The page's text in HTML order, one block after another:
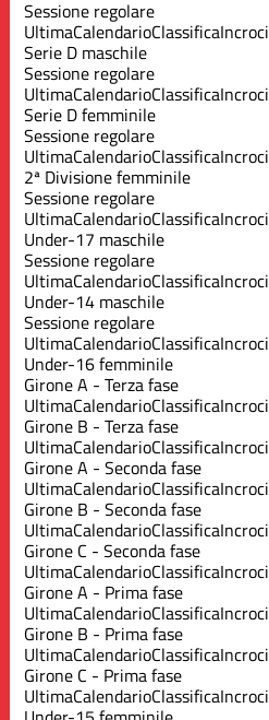
Sessione regolare
UltimaCalendarioClassificaIncroci
Serie D maschile
Sessione regolare
UltimaCalendarioClassificaIncroci
Serie D femminile
Sessione regolare
UltimaCalendarioClassificaIncroci
2ª Divisione femminile
Sessione regolare
UltimaCalendarioClassificaIncroci
Under-17 maschile
Sessione regolare
UltimaCalendarioClassificaIncroci
Under-14 maschile
Sessione regolare
UltimaCalendarioClassificaIncroci
Under-16 femminile
Girone A - Terza fase
UltimaCalendarioClassificaIncroci
Girone B - Terza fase
UltimaCalendarioClassificaIncroci
Girone A - Seconda fase
UltimaCalendarioClassificaIncroci
Girone B - Seconda fase
UltimaCalendarioClassificaIncroci
Girone C - Seconda fase
UltimaCalendarioClassificaIncroci
Girone A - Prima fase
UltimaCalendarioClassificaIncroci
Girone B - Prima fase
UltimaCalendarioClassificaIncroci
Girone C - Prima fase
UltimaCalendarioClassificaIncroci